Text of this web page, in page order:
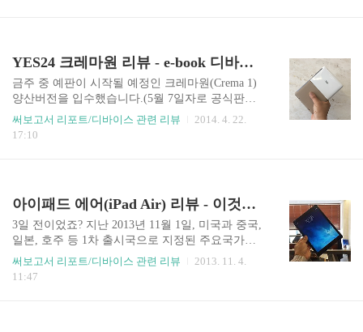
이번 크레마원과 같은 케이스는 지인을 통해 디바
이스 협찬을 받아 리뷰를 작성하는 것이기에 다소
조심스러운 부분이 있었고, 속된 말로 '얼마나 빨아
수위로 조절해야 하는 걸까?'를 고민하지 않을 수
없었습니다. (이 역시 돈을 받거나 혹은 디바이스
YES24 크레마원 리뷰 - e-book 디바이스의 방향성을 보다, 외관/하드웨어 편
금주 중 예판이 시작될 예정인 크레마원(Crema 1)
양산버전을 입수했습니다.(5월 7일자로 공식판매
가 시작됐습니다. 16GB는 21만원 대, 32GB는 23만
원대로 책정됐군요?) 지난 2014년 1월 초에 미국에
론을 통해 공개됐던 전반적인 스펙과 동일한 구성
을 보이고 있는데요, 지금까지 국내에서 출시되었
던 20만원 대 이하의 7인치 컬러 태블릿들과 비교
수를 줄 수 있을만큼, 만족스러운 편입니다. 이 높
은 완성도의 근간에는 뛰어난 ..
써보고서 리포트/디바이스 관련 리뷰
2014. 4. 22.
17:10
아이패드 에어(iPad Air) 리뷰 - 이것이 완성형이다!!
3일 전이었죠? 지난 2013년 11월 1일, 미국과 중국,
일본, 호주 등 1차 출시국으로 지정된 주요국가에
서 기존 아이패드 4세대보다 약 20% 얇아지고, 2
8% 가벼워진 5세대 아이패드, 에어(iPad Air)를 출
써보고서 리포트/디바이스 관련 리뷰
2013. 11. 4.
11:47